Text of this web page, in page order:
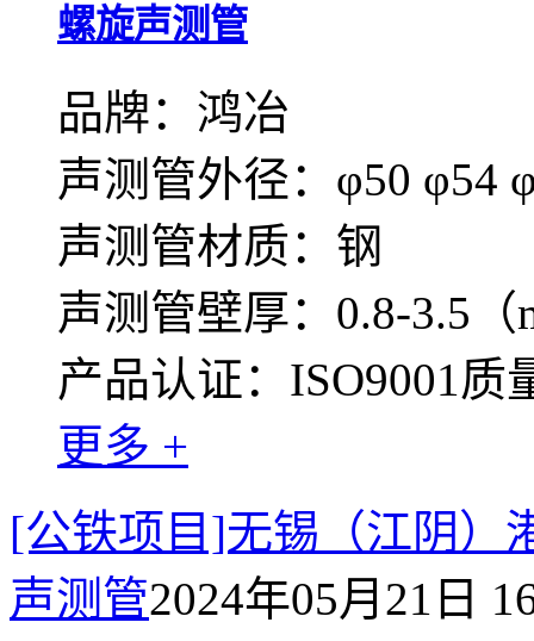
螺旋声测管
品牌：鸿冶
声测管外径：φ50 φ54
声测管材质：钢
声测管壁厚：0.8-3.5（
产品认证：ISO9001质
更多 +
[公铁项目]无锡（江阴）
声测管2024年05月21日